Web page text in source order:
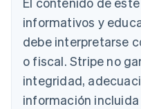
informativos y
debe interpretarse
o fiscal. Stripe no
integridad,
información incluida
Austria
DeutschEnglish
NederlandsFrançais
Brasil
Português English
Bulgaria
English